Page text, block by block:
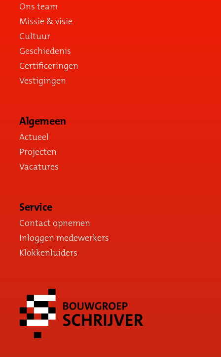
Ons team
Missie & visie
Cultuur
Geschiedenis
Certificeringen
Vestigingen
Algemeen
Actueel
Projecten
Vacatures
Service
Contact opnemen
Inloggen medewerkers
Klokkenluiders